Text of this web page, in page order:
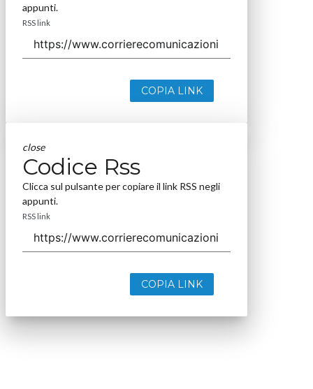
appunti.
RSS link
COPIA LINK
close
Codice Rss
Clicca sul pulsante per copiare il link RSS negli
appunti.
RSS link
COPIA LINK